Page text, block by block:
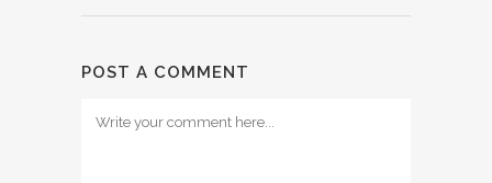
POST A COMMENT